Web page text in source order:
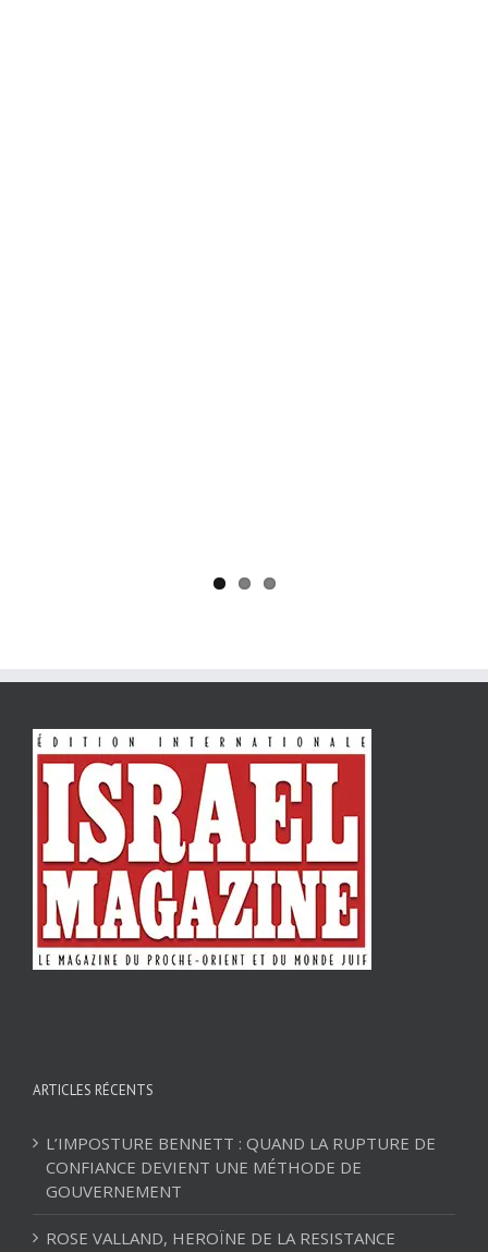
ARTICLES RÉCENTS
L’IMPOSTURE BENNETT : QUAND LA RUPTURE DE
CONFIANCE DEVIENT UNE MÉTHODE DE
GOUVERNEMENT
ROSE VALLAND, HEROÏNE DE LA RESISTANCE